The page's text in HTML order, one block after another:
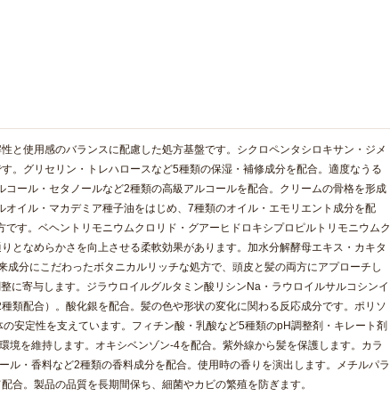
と使用感のバランスに配慮した処方基盤です。シクロペンタシロキサン・ジメ
。グリセリン・トレハロースなど5種類の保湿・補修成分を配合。適度なうる
ール・セタノールなど2種類の高級アルコールを配合。クリームの骨格を形成
イル・マカデミア種子油をはじめ、7種類のオイル・エモリエント成分を配
す。ベヘントリモニウムクロリド・グアーヒドロキシプロピルトリモニウムク
となめらかさを向上させる柔軟効果があります。加水分解酵母エキス・カキタ
分にこだわったボタニカルリッチな処方で、頭皮と髪の両方にアプローチし
に寄与します。ジラウロイルグルタミン酸リシンNa・ラウロイルサルコシンイ
類配合）。酸化銀を配合。髪の色や形状の変化に関わる反応成分です。ポリソ
安定性を支えています。フィチン酸・乳酸など5種類のpH調整剤・キレート剤
を維持します。オキシベンゾン-4を配合。紫外線から髪を保護します。カラ
ル・香料など2種類の香料成分を配合。使用時の香りを演出します。メチルパラ
合。製品の品質を長期間保ち、細菌やカビの繁殖を防ぎます。